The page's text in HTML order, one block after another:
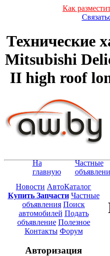
Как
Технические
Mitsubishi
II high roof
На
главную
Частные
Новости АвтоКаталог
Купить Запчасти Частные
объявления Поиск
автомобилей Подать
объявление Полезное
Контакты Форум
Авторизация